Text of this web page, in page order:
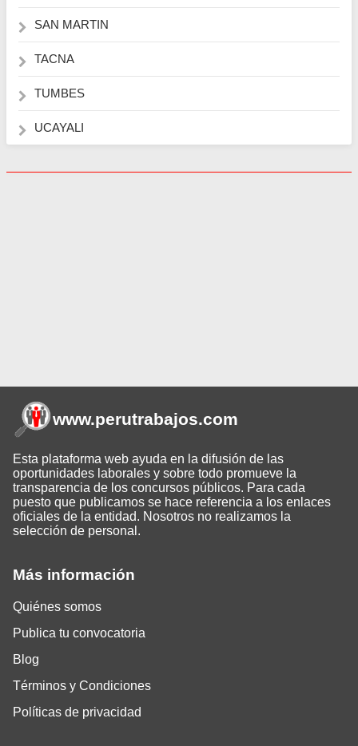
SAN MARTIN
TACNA
TUMBES
UCAYALI
Más información
Quiénes somos
Publica tu convocatoria
Blog
Términos y Condiciones
Políticas de privacidad
www.perutrabajos.com
Esta plataforma web ayuda en la difusión de las
oportunidades laborales y sobre todo promueve la
transparencia de los concursos públicos. Para cada
puesto que publicamos se hace referencia a los enlaces
oficiales de la entidad. Nosotros no realizamos la
selección de personal.